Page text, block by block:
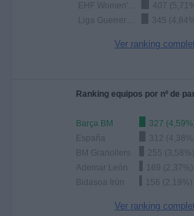
407
345
Ver ranking
Ranking equipos por nº de
Barça BM
327
España
312
BM Granollers
255 (3,58%)
Ademar León
169 (2,37%)
Bidasoa Irún
156 (2,19%)
Ver ranking